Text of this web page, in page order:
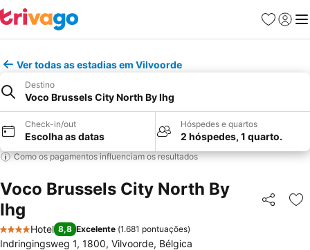
Favoritos
Iniciar
Ver todas as estadias em Vilvoorde
Destino
Voco Brussels City North By Ihg
Check-in/out
Escolha as datas
Hóspedes e quartos
2 hóspedes, 1 quarto.
Como os pagamentos influenciam os resultados
Voco Brussels City North By
Ihg
Partilhar
4 Estrelas
Hotel 8,8 Excelente (1.681 pontuações)
Indringingsweg 1, 1800, Vilvoorde, Bélgica